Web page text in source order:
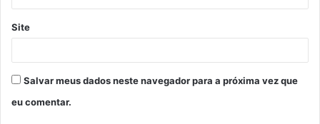
Site
Salvar meus dados neste navegador para a próxima vez que
eu comentar.